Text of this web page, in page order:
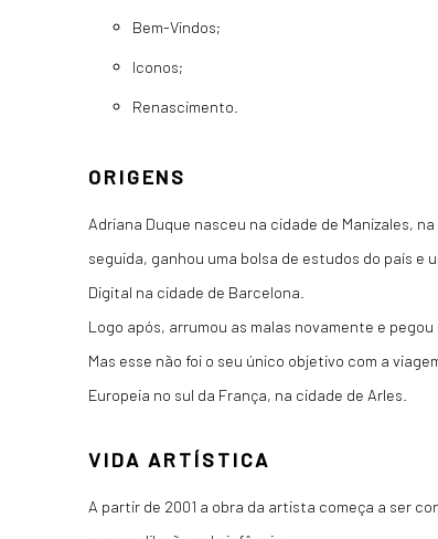
Bem-Vindos;
Iconos;
Renascimento.
ORIGENS
Adriana Duque nasceu na cidade de Manizales,
seguida, ganhou uma bolsa de estudos do país e
Digital na cidade de Barcelona.
Logo após, arrumou as malas novamente e
Mas esse não foi o seu único objetivo com a
Europeia no sul da França, na cidade de Arles.
VIDA ARTÍSTICA
A partir de 2001 a obra da artista começa a ser